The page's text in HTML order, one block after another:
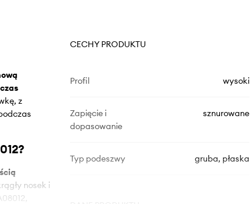
z
nosek i
CECHY PRODUKTU
Profil wysoki
Zapięcie i
dopasowanie
sznurowane
Typ podeszwy gruba, płaska